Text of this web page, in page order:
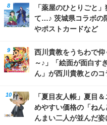
「薬屋のひとりごと
て…♪ 茨城県コラボの
やポストカードなど
西川貴教をうちわで
～♪」「絵面が面白す
ん」が西川貴教との
「夏目友人帳」夏目
めやすい価格の「ね
んまい二人が並んだ